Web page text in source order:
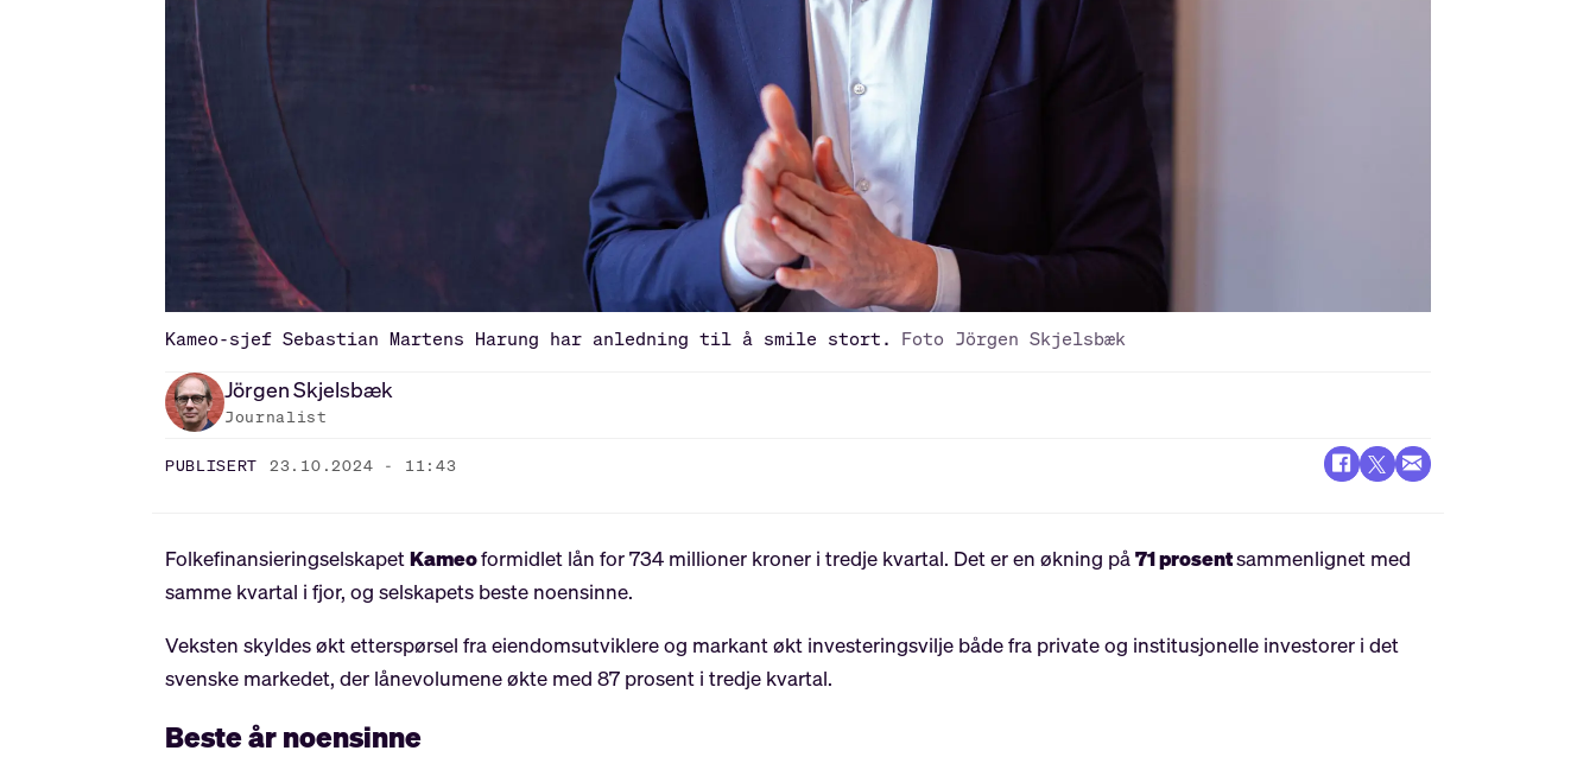
Kameo-sjef Sebastian Martens Harung har anledning til å smile stort. Foto Jörgen Skjelsbæk
JörgenSkjelsbæk
Journalist
PUBLISERT 23.10.2024 - 11:43
FolkefinansieringselskapetKameoformidlet lån for 734 millioner kroner i tredje kvartal. Det er en økning på71 prosentsammenlignet med
samme kvartal i fjor, og selskapets beste noensinne.
Veksten skyldes økt etterspørsel fra eiendomsutviklere og markant økt investeringsvilje både fra private og institusjonelle investorer i det
svenske markedet, der lånevolumene økte med 87 prosent i tredje kvartal.
Beste år noensinne